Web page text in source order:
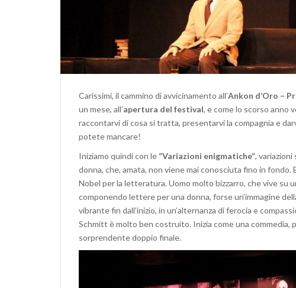
Carissimi, il cammino di avvicinamento all’Ankon d’Oro –
un mese, all’apertura del festival, e come lo scorso anno
raccontarvi di cosa si tratta, presentarvi la compagnia e
potete mancare!
Iniziamo quindi con le “Variazioni enigmatiche”, variazioni
donna, che, amata, non viene mai conosciuta fino in
Nobel per la letteratura. Uomo molto bizzarro, che vive su
componendo lettere per una donna, forse un’immagine
vibrante fin dall’inizio, in un’alternanza di ferocia e
Schmitt è molto ben costruito. Inizia come una commedia,
sorprendente doppio finale.